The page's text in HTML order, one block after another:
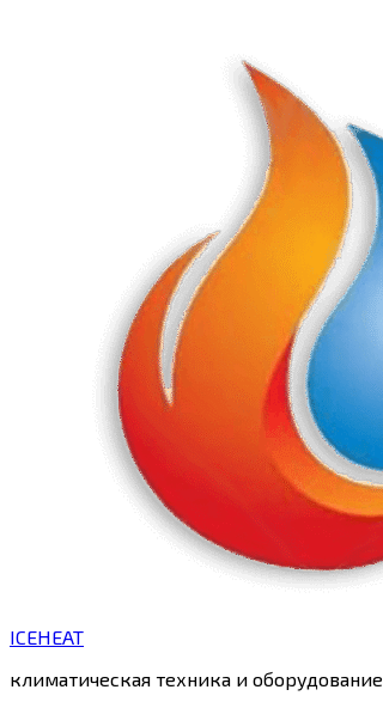
ICEHEAT
климатическая техника и оборудование